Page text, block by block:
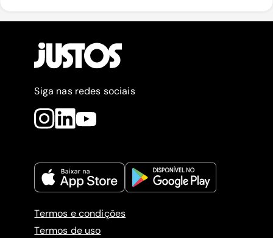
Siga nas redes sociais
Termos e condições
Termos de uso